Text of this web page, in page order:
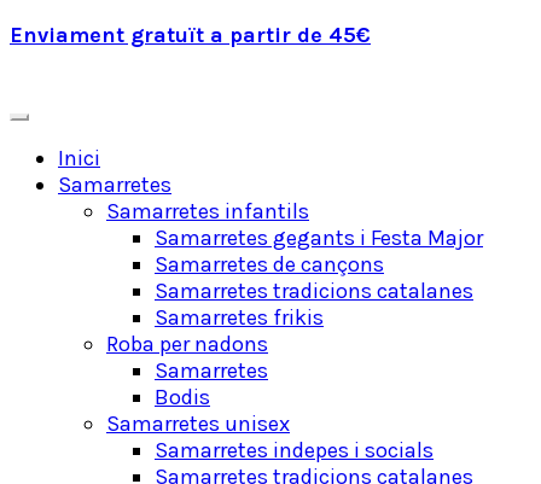
Enviament gratuït a partir de 45€
Inici
Samarretes
Samarretes infantils
Samarretes gegants i Festa Major
Samarretes de cançons
Samarretes tradicions catalanes
Samarretes frikis
Roba per nadons
Samarretes
Bodis
Samarretes unisex
Samarretes indepes i socials
Samarretes tradicions catalanes